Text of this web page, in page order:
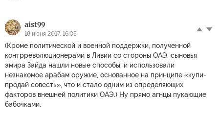
aist99
18 июня 2017, 16:05
(Кроме политической и военной поддержки, полученной
контрреволюционерами в Ливии со стороны ОАЭ, сыновья
эмира Зайда нашли новые способы, и использовали
незнакомое арабам оружие, основанное на принципе «купи-
продай совесть», что и стало одним из определяющих
факторов внешней политики ОАЭ.) Ну прямо агнцы пукающие
бабочками.